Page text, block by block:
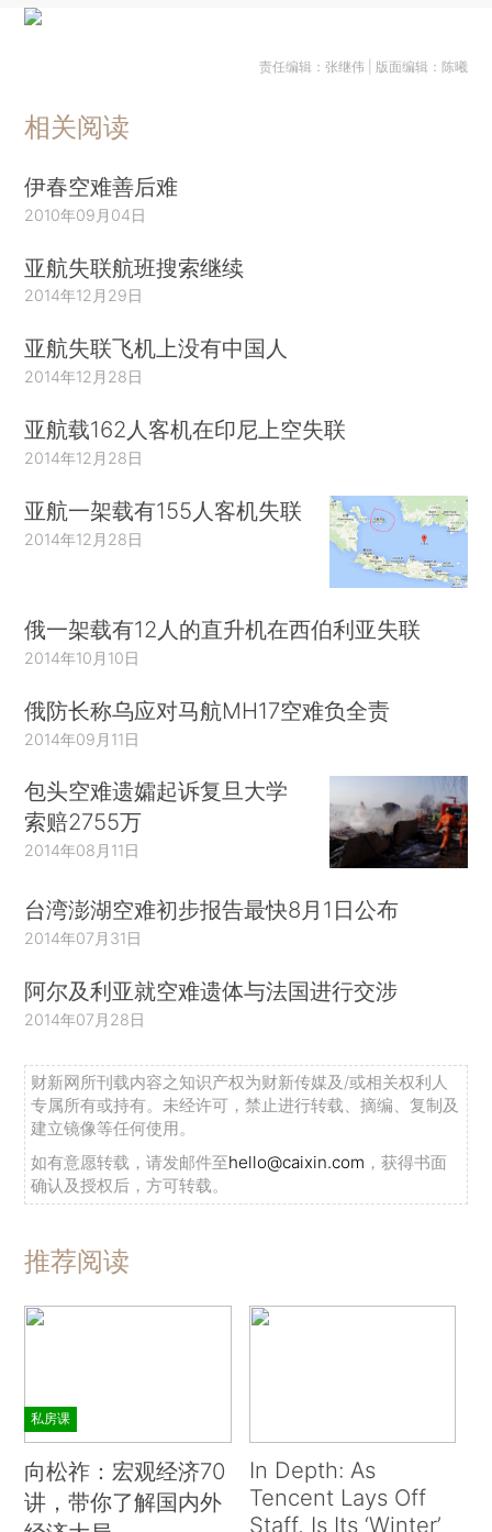
责任编辑：张继伟 | 版面编辑：陈曦
相关阅读
伊春空难善后难
2010年09月04日
亚航失联航班搜索继续
2014年12月29日
亚航失联飞机上没有中国人
2014年12月28日
亚航载162人客机在印尼上空失联
2014年12月28日
亚航一架载有155人客机失联
2014年12月28日
俄一架载有12人的直升机在西伯利亚失联
2014年10月10日
俄防长称乌应对马航MH17空难负全责
2014年09月11日
包头空难遗孀起诉复旦大学
索赔2755万
2014年08月11日
台湾澎湖空难初步报告最快8月1日公布
2014年07月31日
阿尔及利亚就空难遗体与法国进行交涉
2014年07月28日
财新网所刊载内容之知识产权为财新传媒及/或相关权利人
专属所有或持有。未经许可，禁止进行转载、摘编、复制及
建立镜像等任何使用。
如有意愿转载，请发邮件至hello@caixin.com ，获得书面
确认及授权后，方可转载。
推荐阅读
私房课
向松祚：宏观经济70
讲，带你了解国内外
In Depth: As
Tencent Lays Off
Staff, Is Its ‘Winter’